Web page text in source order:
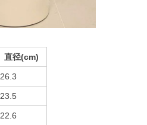
直径(cm)
26.3
23.5
22.6